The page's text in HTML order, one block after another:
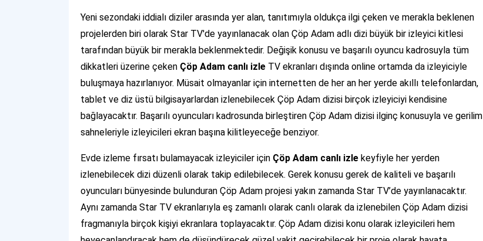
Yeni sezondaki iddialı diziler arasında yer alan, tanıtımıyla oldukça ilgi çeken ve merakla beklenen
projelerden biri olarak Star TV'de yayınlanacak olan Çöp Adam adlı dizi büyük bir izleyici kitlesi
tarafından büyük bir merakla beklenmektedir. Değişik konusu ve başarılı oyuncu kadrosuyla tüm
dikkatleri üzerine çeken Çöp Adam canlı izle TV ekranları dışında online ortamda da izleyiciyle
buluşmaya hazırlanıyor. Müsait olmayanlar için internetten de her an her yerde akıllı telefonlardan,
tablet ve diz üstü bilgisayarlardan izlenebilecek Çöp Adam dizisi birçok izleyiciyi kendisine
bağlayacaktır. Başarılı oyuncuları kadrosunda birleştiren Çöp Adam dizisi ilginç konusuyla ve gerilim
sahneleriyle izleyicileri ekran başına kilitleyeceğe benziyor.
Evde izleme fırsatı bulamayacak izleyiciler için Çöp Adam canlı izle keyfiyle her yerden
izlenebilecek dizi düzenli olarak takip edilebilecek. Gerek konusu gerek de kaliteli ve başarılı
oyuncuları bünyesinde bulunduran Çöp Adam projesi yakın zamanda Star TV’de yayınlanacaktır.
Aynı zamanda Star TV ekranlarıyla eş zamanlı olarak canlı olarak da izlenebilen Çöp Adam dizisi
fragmanıyla birçok kişiyi ekranlara toplayacaktır. Çöp Adam dizisi konu olarak izleyicileri hem